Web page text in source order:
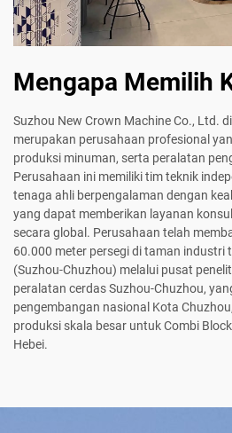
Mengapa Memilih
Suzhou New Crown Machine Co., Ltd.
merupakan perusahaan profesional
produksi minuman, serta peralatan
Perusahaan ini memiliki tim teknik
tenaga ahli berpengalaman dengan
yang dapat memberikan layanan
secara global. Perusahaan telah
60.000 meter persegi di taman industri
(Suzhou-Chuzhou) melalui pusat
peralatan cerdas Suzhou-Chuzhou,
pengembangan nasional Kota
produksi skala besar untuk Combi
Hebei.